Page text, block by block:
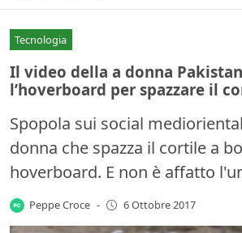
Tecnologia
Il video della a donna
l’hoverboard per spazzare il
Spopola sui social
donna che spazza il cortile a
hoverboard. E non è affatto
Peppe Croce - 6 Ottobre 2017